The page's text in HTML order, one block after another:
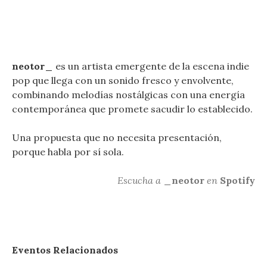
neotor_
es un artista emergente de la escena indie
pop que llega con un sonido fresco y envolvente,
combinando melodías nostálgicas con una energía
contemporánea que promete sacudir lo establecido.
Una propuesta que no necesita presentación,
porque habla por sí sola.
Escucha a _neotor en Spotify
Eventos Relacionados